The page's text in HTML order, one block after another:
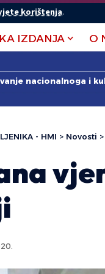
korištenja.
IZDANJA O
nacionalnoga i
- HMI > Novosti >